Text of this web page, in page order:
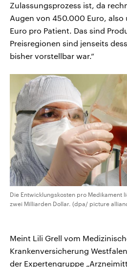
Zulassungsprozess ist, da
Augen von 450.000 Euro,
Euro pro Patient. Das sind
Preisregionen sind jenseits
bisher vorstellbar war.“
Die Entwicklungskosten pro Medikament
zwei Milliarden Dollar. (dpa/ picture
Meint Lili Grell vom
Krankenversicherung
der Expertengruppe